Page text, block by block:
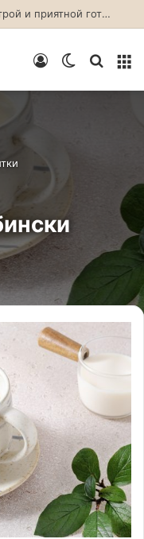
Эргономика кухни: секреты быстрой и приятной готовки
Switch
Войти